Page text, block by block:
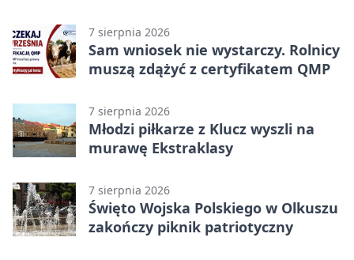
7 sierpnia 2026
Sam wniosek nie wystarczy. Rolnicy
muszą zdążyć z certyfikatem QMP
7 sierpnia 2026
Młodzi piłkarze z Klucz wyszli na
murawę Ekstraklasy
7 sierpnia 2026
Święto Wojska Polskiego w Olkuszu
zakończy piknik patriotyczny